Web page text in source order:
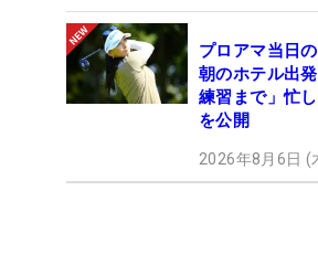
プロアマ当日
朝のホテル出
練習まで」忙
を公開
2026年8月6日 (